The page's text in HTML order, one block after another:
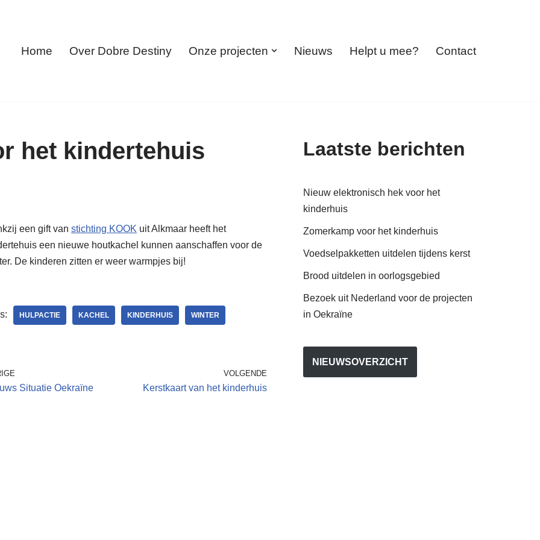
Home Over Dobre Destiny Onze projecten Nieuws Helpt u mee? Contact
het kindertehuis
een gift van stichting KOOK uit Alkmaar heeft het
een nieuwe houtkachel kunnen aanschaffen voor de
De kinderen zitten er weer warmpjes bij!
HULPACTIE KACHEL KINDERHUIS WINTER
Situatie Oekraïne
VOLGENDE
Kerstkaart van het kinderhuis
Laatste berichten
Nieuw elektronisch hek voor het
kinderhuis
Zomerkamp voor het kinderhuis
Voedselpakketten uitdelen tijdens kerst
Brood uitdelen in oorlogsgebied
Bezoek uit Nederland voor de projecten
in Oekraïne
NIEUWSOVERZICHT